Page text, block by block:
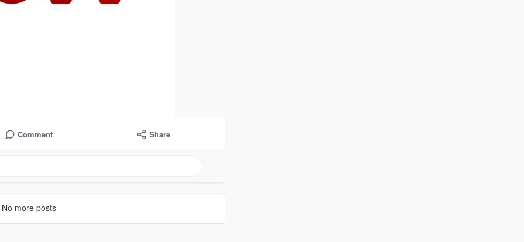
Comment Share
No more posts